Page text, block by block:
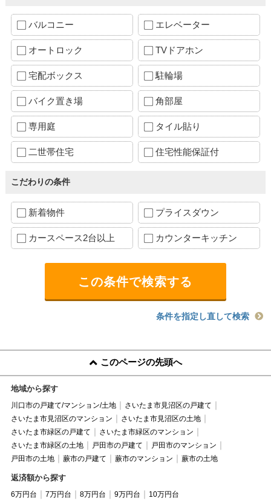
バルコニー エレベーター
オートロック TVドアホン
宅配ボックス 駐輪場
バイク置き場 角部屋
専用庭 タイル貼り
二世帯住宅 住宅性能保証付
こだわりの条件
新着物件 プライスダウン
カースペース2台以上 カウンターキッチン
条件を指定し直して検索
このページの先頭へ
地域から探す
川口市の戸建て/マンション/土地
さいたま市見沼区の戸建て
さいたま市見沼区のマンション
さいたま市見沼区の土地
さいたま市緑区の戸建て
さいたま市緑区のマンション
さいたま市緑区の土地
戸田市の戸建て
戸田市のマンション
戸田市の土地
蕨市の戸建て 蕨市のマンション 蕨市の土地
返済額から探す
6万円台 7万円台 8万円台 9万円台 10万円台